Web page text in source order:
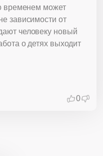
временем может
зависимости от
человеку новый
о детях выходит
0